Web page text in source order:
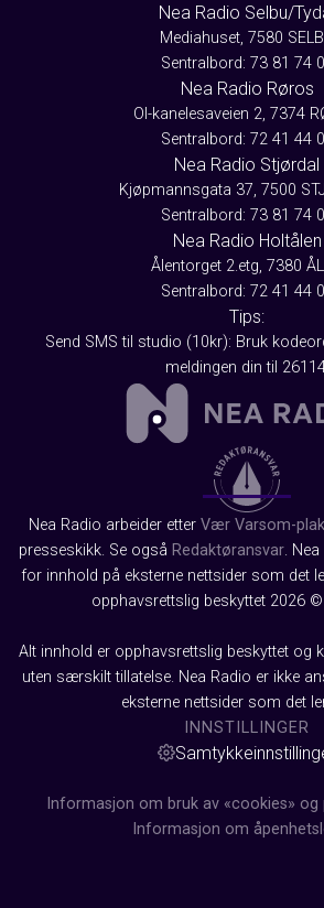
Nea Radio Selbu/
Mediahuset, 7580
Sentralbord: 73 81 74
Nea Radio Røros
Ol-kanelesaveien 2, 7374
Sentralbord: 72 41 44
Nea Radio Stjørdal
Kjøpmannsgata 37, 7500
Sentralbord: 73 81 74
Nea Radio Holtålen
Ålentorget 2.etg, 7380
Sentralbord: 72 41 44
Tips:
Send SMS til studio (10kr): Bruk
meldingen din til
Nea Radio arbeider etter Vær Varsom-
presseskikk. Se også Redaktøransvar.
for innhold på eksterne nettsider som det
opphavsrettslig beskyttet 2026 ©
Alt innhold er opphavsrettslig beskyttet og
uten særskilt tillatelse. Nea Radio er ikke
eksterne nettsider som det
INNSTILLINGER
Informasjon om bruk av «cookies» og
Informasjon om